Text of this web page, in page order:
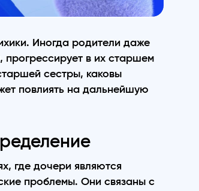
Иногда родители даже
прогрессирует в их старшем
сестры, каковы
повлиять на дальнейшую
где дочери являются
проблемы. Они связаны с